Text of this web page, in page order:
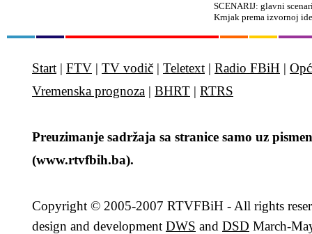
SCENARIJ: glavni
Krnjak prema izvornoj
Start | FTV | TV vodič | Teletext | Radio FBiH |
Vremenska prognoza | BHRT | RTRS
Preuzimanje sadržaja sa stranice samo uz
(www.rtvfbih.ba).
Copyright © 2005-2007 RTVFBiH - All rights
design and development DWS and DSD March-